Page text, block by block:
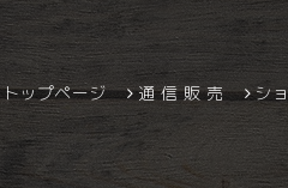
トップページ 通 信 販 売 シ